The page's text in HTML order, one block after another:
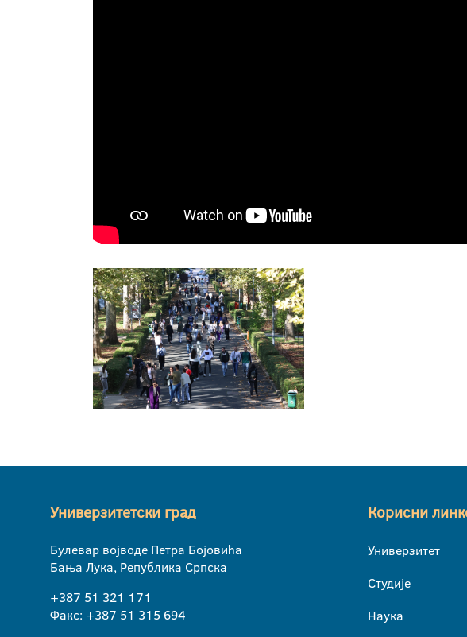
Универзитетски град
Булевар војводе Петра Бојовића
Бања Лука, Република Српска
+387 51 321 171
Факс: +387 51 315 694
Корисни
Универзитет
Студије
Наука